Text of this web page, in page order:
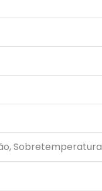
Sobretemperatura